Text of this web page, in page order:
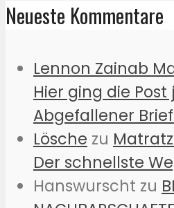
Neueste Kommentare
Lennon Zainab
Hier ging die
Abgefallener
Lösche zu
Der schnellste
Hanswurscht zu